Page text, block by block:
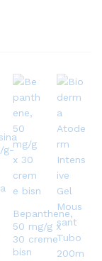
g-
Bepanthene,
50 mg/g x
30 creme
bisn